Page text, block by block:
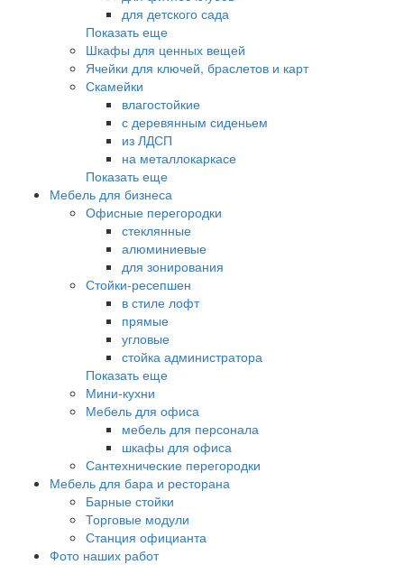
для детского сада
Показать еще
Шкафы для ценных вещей
Ячейки для ключей, браслетов и карт
Скамейки
влагостойкие
с деревянным сиденьем
из ЛДСП
на металлокаркасе
Показать еще
Мебель для бизнеса
Офисные перегородки
стеклянные
алюминиевые
для зонирования
Стойки-ресепшен
в стиле лофт
прямые
угловые
стойка администратора
Показать еще
Мини-кухни
Мебель для офиса
мебель для персонала
шкафы для офиса
Сантехнические перегородки
Мебель для бара и ресторана
Барные стойки
Торговые модули
Станция официанта
Фото наших работ